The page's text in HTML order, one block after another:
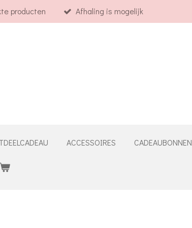
producten Afhaling is mogelijk
ACCESSOIRES CADEAUBONNEN